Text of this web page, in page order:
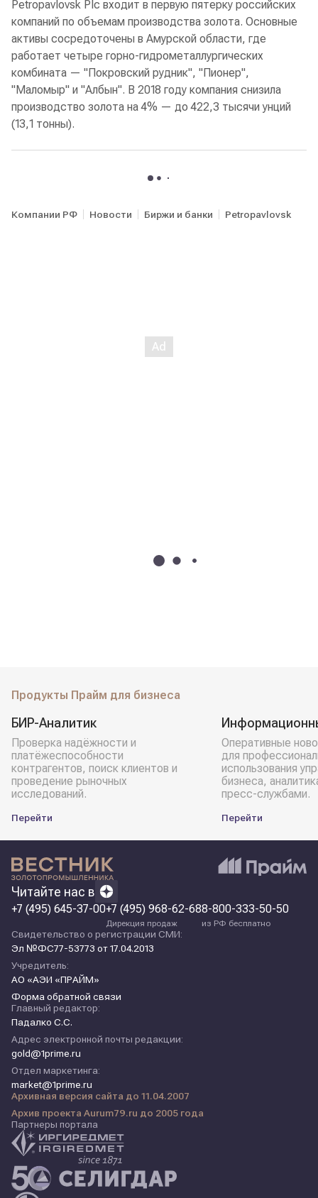
Petropavlovsk Plc входит в первую пятерку российских
компаний по объемам производства золота. Основные
активы сосредоточены в Амурской области, где
работает четыре горно-гидрометаллургических
комбината — "Покровский рудник", "Пионер",
"Маломыр" и "Албын". В 2018 году компания снизила
производство золота на 4% — до 422,3 тысячи унций
(13,1 тонны).
Компании РФ Новости Биржи и банки Petropavlovsk
Продукты Прайм для бизнеса
БИР-Аналитик
Проверка надёжности и
платёжеспособности
контрагентов, поиск клиентов и
проведение рыночных
исследований.
Перейти
Оперативные
для
использования
бизнеса,
пресс-службами.
Перейти
Читайте нас в
+7 (495) 645-37-00+7 (495) 968-62-68
Дирекция продаж
8-800-333-50-50
из РФ бесплатно
Свидетельство о регистрации СМИ:
Эл №ФС77-53773 от 17.04.2013
Учредитель:
АО «АЭИ «ПРАЙМ»
Форма обратной связи
Главный редактор:
Падалко С.С.
Адрес электронной почты редакции:
gold@1prime.ru
Отдел маркетинга:
market@1prime.ru
Архивная версия сайта до 11.04.2007
Архив проекта Aurum79.ru до 2005 года
Партнеры портала